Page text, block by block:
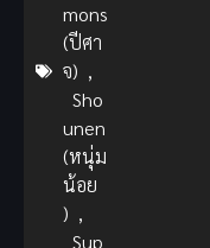
mons
(ปีศา
จ) ,
Sho
unen
(หนุ่ม
น้อย
) ,
Sup